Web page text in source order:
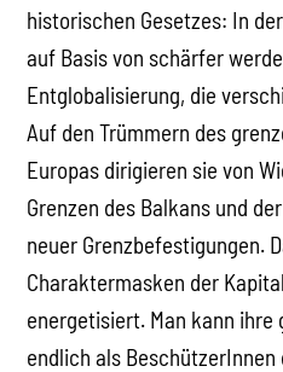
historischen Gesetzes: In
auf Basis von schärfer
Entglobalisierung, die
Auf den Trümmern des
Europas dirigieren sie von
Grenzen des Balkans und
neuer Grenzbefestigungen.
Charaktermasken der
energetisiert. Man kann ihre
endlich als